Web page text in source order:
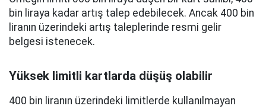
bin liraya kadar artış talep edebilecek. Ancak 400 bin
liranın üzerindeki artış taleplerinde resmi gelir
belgesi istenecek.
Yüksek limitli kartlarda düşüş olabilir
400 bin liranın üzerindeki limitlerde kullanılmayan